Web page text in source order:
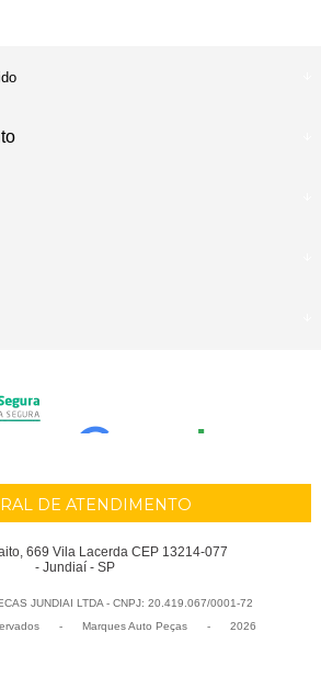
DE ATENDIMENTO
669 Vila Lacerda CEP 13214-077
- Jundiaí - SP
JUNDIAI LTDA - CNPJ: 20.419.067/0001-72
- Marques Auto Peças - 2026